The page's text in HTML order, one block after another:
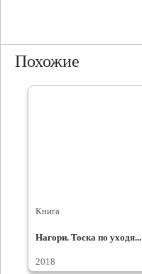
Похожие
Книга
Нагори. Тоска по уходя...
2018